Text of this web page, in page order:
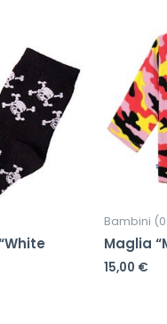
Bambini
Maglia
15,00 €